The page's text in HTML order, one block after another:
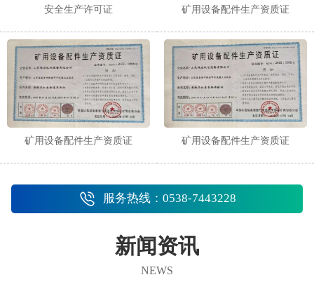
安全生产许可证 矿用设备配件生产资质证
矿用设备配件生产资质证 矿用设备配件生产资质证
服务热线：0538-7443228
新闻资讯
NEWS